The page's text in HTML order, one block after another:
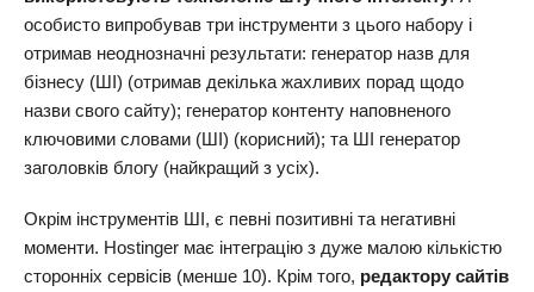
особисто випробував три інструменти з цього набору і
отримав неоднозначні результати: генератор назв для
бізнесу (ШІ) (отримав декілька жахливих порад щодо
назви свого сайту); генератор контенту наповненого
ключовими словами (ШІ) (корисний); та ШІ генератор
заголовків блогу (найкращий з усіх).
Окрім інструментів ШІ, є певні позитивні та негативні
моменти. Hostinger має інтеграцію з дуже малою кількістю
сторонніх сервісів (менше 10). Крім того, редактору сайтів